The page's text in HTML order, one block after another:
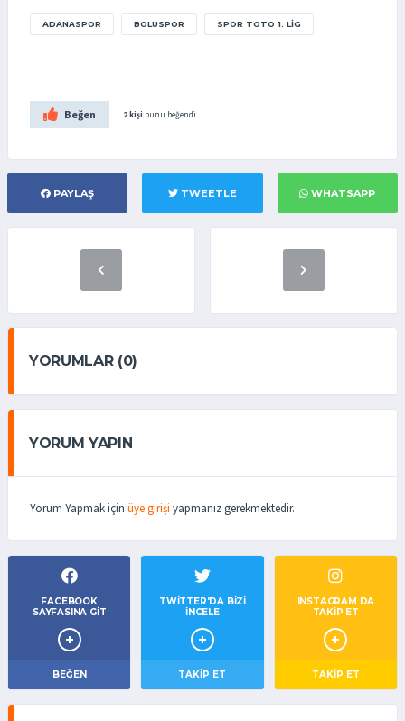
ADANASPOR BOLUSPOR SPOR TOTO 1. LIG
Beğen 2 kişi bunu beğendi.
PAYLAŞ TWEETLE WHATSAPP
YORUMLAR (0)
YORUM YAPIN
Yorum Yapmak için üye girişi yapmanız gerekmektedir.
FACEBOOK
SAYFASINA GIT
BEĞEN
TWITTER'DA BIZI
İNCELE
TAKIP ET
INSTAGRAM DA
TAKİP ET
TAKİP ET